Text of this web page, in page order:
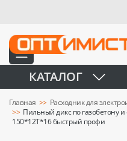
КАТАЛОГ
Главная Расходник для
Пильный дикс по газобетону
150*12T*16 быстрый профи